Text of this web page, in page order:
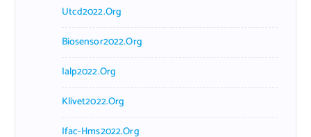
Utcd2022.org
Biosensor2022.org
Ialp2022.org
Klivet2022.org
Ifac-Hms2022.org